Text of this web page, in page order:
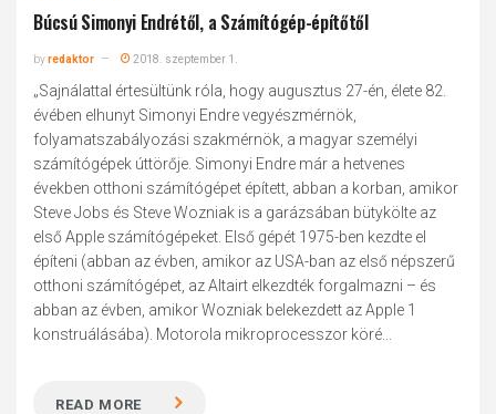
Búcsú Simonyi Endrétől, a Számítógép-építőtől
byredaktor 2018. szeptember 1.
„Sajnálattal értesültünk róla, hogy augusztus 27-én, élete 82.
évében elhunyt Simonyi Endre vegyészmérnök,
folyamatszabályozási szakmérnök, a magyar személyi
számítógépek úttörője. Simonyi Endre már a hetvenes
években otthoni számítógépet épített, abban a korban, amikor
Steve Jobs és Steve Wozniak is a garázsában bütykölte az
első Apple számítógépeket. Első gépét 1975-ben kezdte el
építeni (abban az évben, amikor az USA-ban az első népszerű
otthoni számítógépet, az Altairt elkezdték forgalmazni – és
abban az évben, amikor Wozniak belekezdett az Apple 1
konstruálásába). Motorola mikroprocesszor köré...
READ MORE